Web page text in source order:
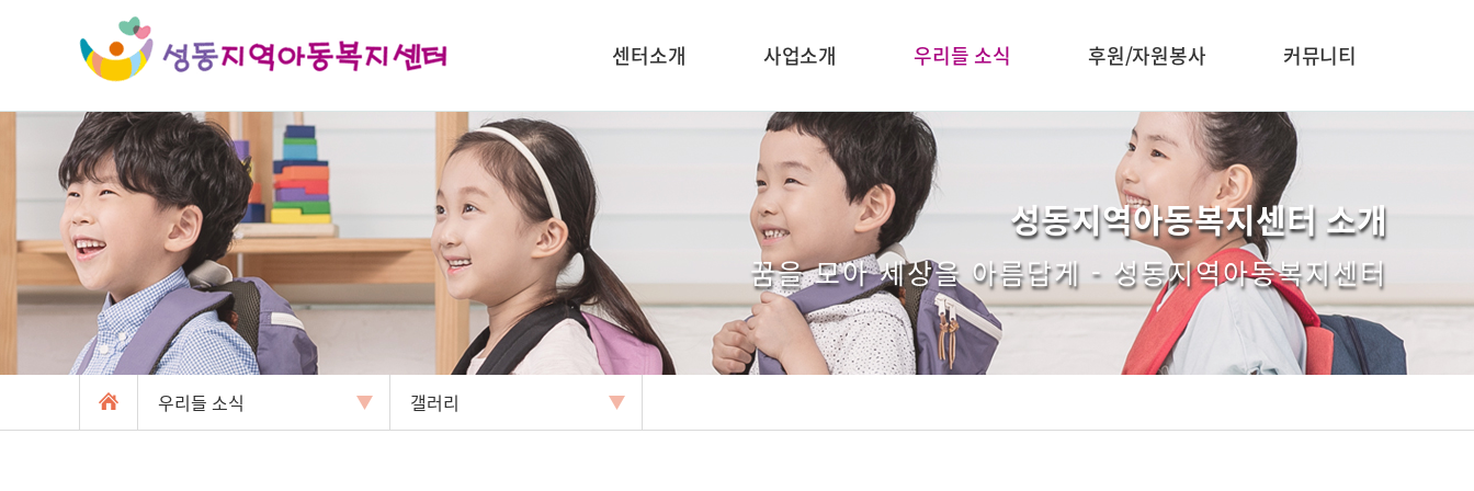
센터소개 사업소개 우리들 소식 후원/자원봉사 커뮤니티
성동지역아동복지센터 소개
꿈을 모아 세상을 아름답게 - 성동지역아동복지센터
우리들 소식 갤러리